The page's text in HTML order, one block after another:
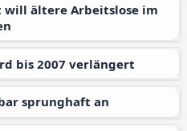
bis 2007 verlängert
sprunghaft an